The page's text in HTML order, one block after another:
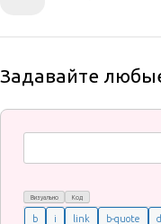
Задавайте
Визуально Код